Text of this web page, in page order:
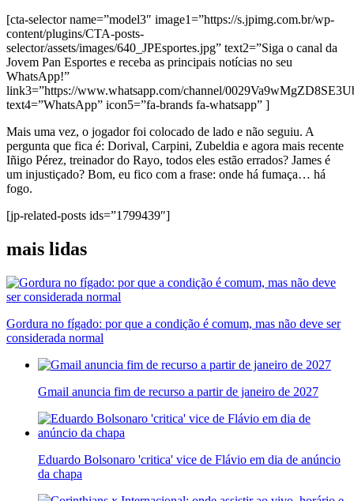
[cta-selector name=”model3″ image1=”https://s.jpimg.com.br/wp-
content/plugins/CTA-posts-
selector/assets/images/640_JPEsportes.jpg” text2=”Siga o canal da
Jovem Pan Esportes e receba as principais notícias no seu
WhatsApp!”
link3=”https://www.whatsapp.com/channel/
text4=”WhatsApp” icon5=”fa-brands fa-whatsapp” ]
Mais uma vez, o jogador foi colocado de lado e não seguiu. A
pergunta que fica é: Dorival, Carpini, Zubeldia e agora mais recente
Iñigo Pérez, treinador do Rayo, todos eles estão errados? James é
um injustiçado? Bom, eu fico com a frase: onde há fumaça… há
fogo.
[jp-related-posts ids=”1799439″]
mais lidas
Gordura no fígado: por que a condição é comum, mas não deve ser
considerada normal
Gmail anuncia fim de recurso a partir de janeiro de 2027
Eduardo Bolsonaro 'critica' vice de Flávio em dia de anúncio
da chapa